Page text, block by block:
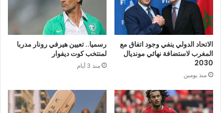
الاتحاد الدولي ينفي وجود اتفاق مع
المغرب لاستضافة نهائي مونديال
2030
منذ يومين
رسميا.. تعيين هيرفي رونار مدربا
لمنتخب كوت ديفوار
منذ 3 أيام